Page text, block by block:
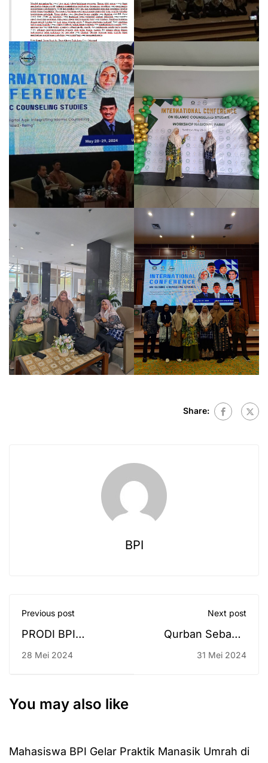
Share:
BPI
Previous post
PRODI BPI
MENYELENGGARAKAN
KHUSUS DAI (PKD)
28 Mei 2024
Next post
Qurban Sebagai
Bentuk Ibadah
31 Mei 2024
You may also like
Mahasiswa BPI Gelar Praktik Manasik Umrah di